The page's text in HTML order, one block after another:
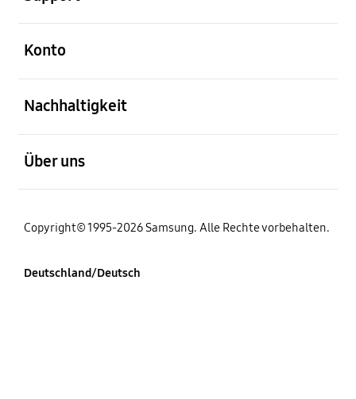
Konto
Nachhaltigkeit
Über uns
Copyright© 1995-2026 Samsung. Alle Rechte vorbehalten.
Deutschland/Deutsch